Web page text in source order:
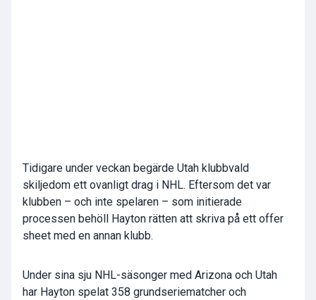
Tidigare under veckan begärde Utah klubbvald
skiljedom ett ovanligt drag i NHL. Eftersom det var
klubben – och inte spelaren – som initierade
processen behöll Hayton rätten att skriva på ett offer
sheet med en annan klubb.
Under sina sju NHL-säsonger med Arizona och Utah
har Hayton spelat 358 grundseriematcher och